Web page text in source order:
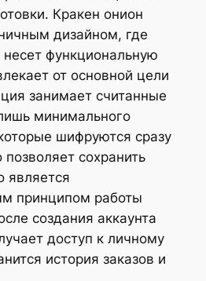
Кракен онион
дизайном, где
функциональную
от основной цели
занимает считанные
минимального
шифруются сразу
сохранить
является
принципом работы
создания аккаунта
доступ к личному
история заказов и